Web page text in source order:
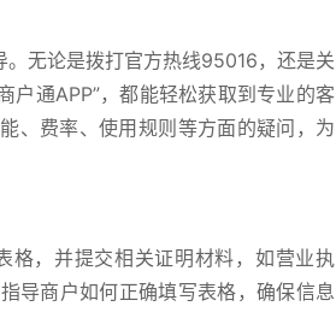
无论是拨打官方热线95016，还是关
户通APP”，都能轻松获取到专业的客
、费率、使用规则等方面的疑问，为
格，并提交相关证明材料，如营业执
导商户如何正确填写表格，确保信息